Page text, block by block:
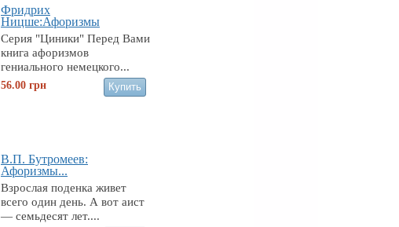
Фридрих
Ницше:Афоризмы
Серия "Циники" Перед Вами
книга афоризмов
гениального немецкого...
56.00 грн
В.П. Бутромеев:
Афоризмы...
Взрослая поденка живет
всего один день. А вот аист
— семьдесят лет....